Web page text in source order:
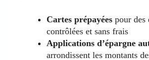
Cartes prépayées pour des
contrôlées et sans frais
Applications d’épargne
arrondissent les montants